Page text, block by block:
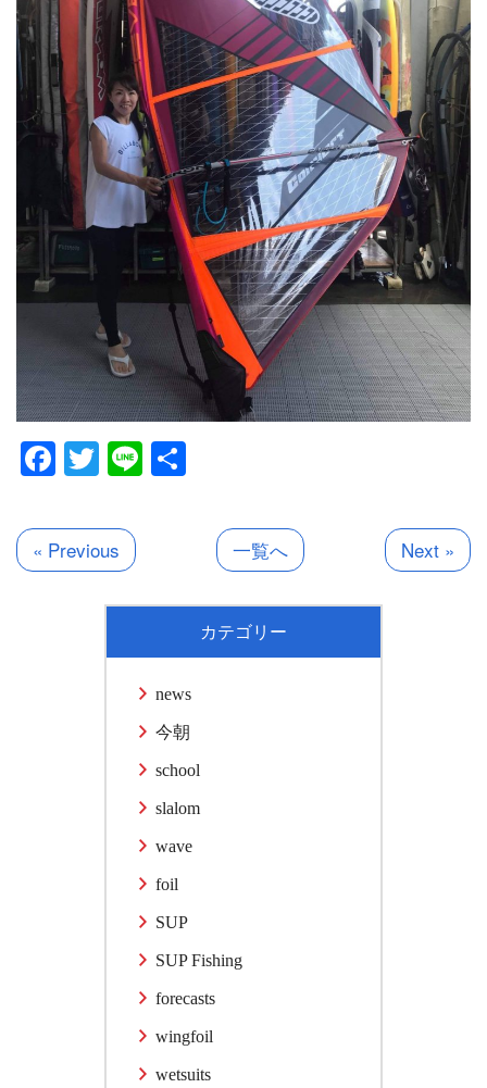
Facebook
Twitter
Line
« Previous 一覧へ Next »
カテゴリー
news
今朝
school
slalom
wave
foil
SUP
SUP Fishing
forecasts
wingfoil
wetsuits